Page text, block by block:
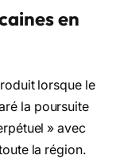
en
lorsque le
la poursuite
» avec
la région.